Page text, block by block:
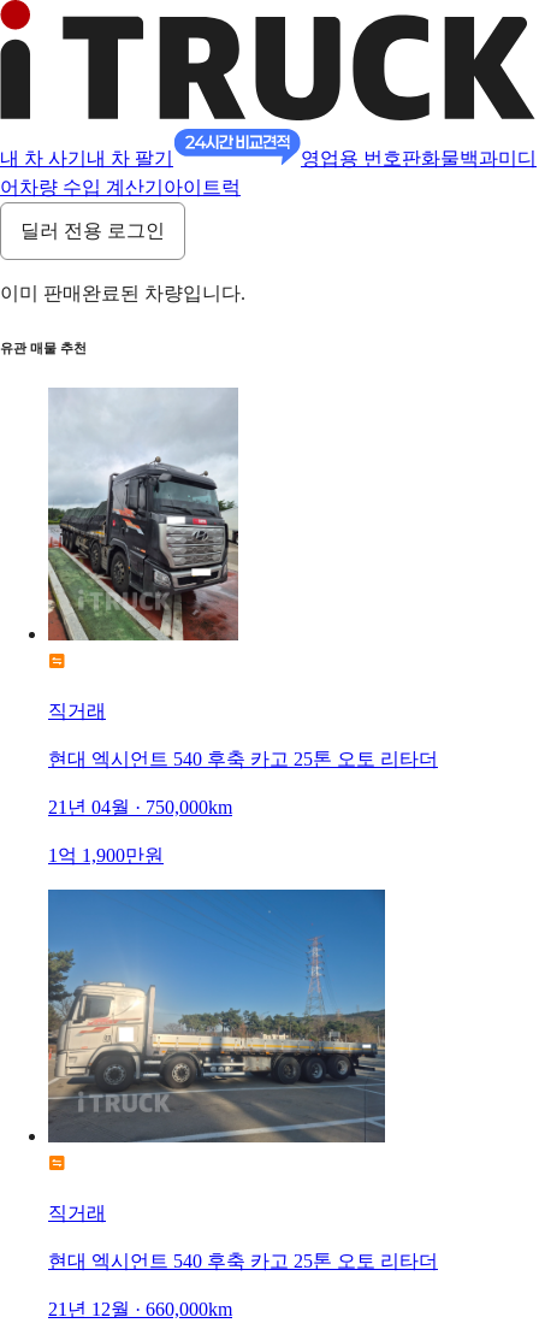
내 차 사기 내 차 팔기 영업용 번호판화물백과미디
어 차량 수입 계산기 아이트럭
딜러 전용 로그인
이미 판매완료된 차량입니다.
유관 매물 추천
직거래
현대 엑시언트 540 후축 카고 25톤 오토 리타더
21년 04월 · 750,000km
1억 1,900만원
직거래
현대 엑시언트 540 후축 카고 25톤 오토 리타더
21년 12월 · 660,000km